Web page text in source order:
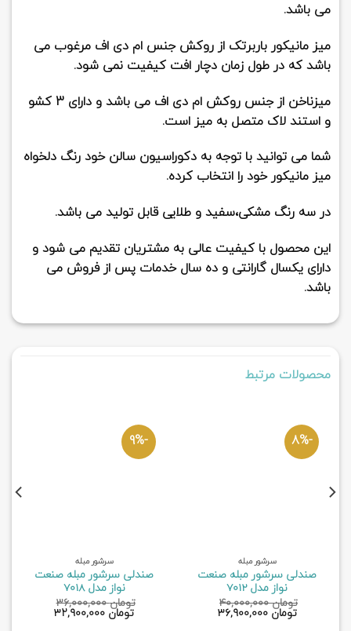
می باشد.
میز مانیکور باربرتک از روکش جنس ام دی اف مرغوب می
باشد که در طول زمان دچار افت کیفیت نمی شود.
میزناخن از جنس روکش ام دی اف می باشد و دارای 3 کشو
و استند لاک متصل به میز است.
شما می توانید با توجه به دکوراسیون سالن خود رنگ دلخواه
میز مانیکور خود را انتخاب کرده.
در سه رنگ مشکی،سفید و طلایی قابل تولید می باشد.
این محصول با کیفیت عالی به مشتریان تقدیم می شود و
دارای یکسال گارانتی و ده سال خدمات پس از فروش می
باشد.
محصولات مرتبط
-8%
سرشور مبله
صندلی سرشور مبله صنعت
نواز مدل 7012
تومان۴۰,۰۰۰,۰۰۰
قیمت
اصلی
تومان ۳۶,۹۰۰,۰۰۰ قیمت
-9%
سرشور مبله
صندلی سرشور مبله صنعت
نواز مدل 7018
تومان۳۶,۰۰۰,۰۰۰
قیمت
اصلی
تومان قیمت